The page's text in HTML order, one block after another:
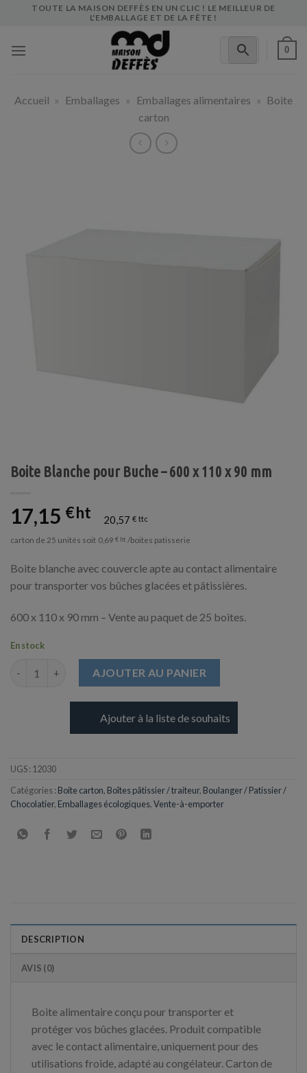
TOUTE LA MAISON DEFFÈS EN UN CLIC ! LE MEILLEUR DE
L'EMBALLAGE ET DE LA FÊTE !
0
Accueil » Emballages » Emballages alimentaires » Boite
carton
Boite Blanche pour Buche – 600 x 110 x 90 mm
17,15 € 20,57 €
carton de 25 unités soit 0,69 € /boites patisserie
Boite blanche avec couvercle apte au contact alimentaire
pour transporter vos bûches glacées et pâtissières.
600 x 110 x 90 mm – Vente au paquet de 25 boites.
En stock
quantité de Boite Blanche pour Buche - 600 x 110 x 90 mm
AJOUTER AU PANIER
Ajouter à la liste de souhaits
UGS : 12030
Catégories : Boite carton, Boîtes pâtissier / traiteur, Boulanger / Patissier /
Chocolatier, Emballages écologiques,Vente-à-emporter
DESCRIPTION
AVIS (0)
Boite alimentaire conçu pour transporter et
protéger vos bûches glacées. Produit compatible
avec le contact alimentaire, uniquement pour des
utilisations froide, adapté au congélateur. Carton de